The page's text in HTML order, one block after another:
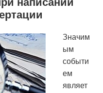
Значим
ым
событи
ем
являет